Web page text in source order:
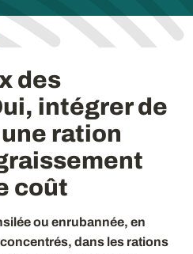
des
intégrer de
ration
coût
ou enrubannée, en
dans les rations